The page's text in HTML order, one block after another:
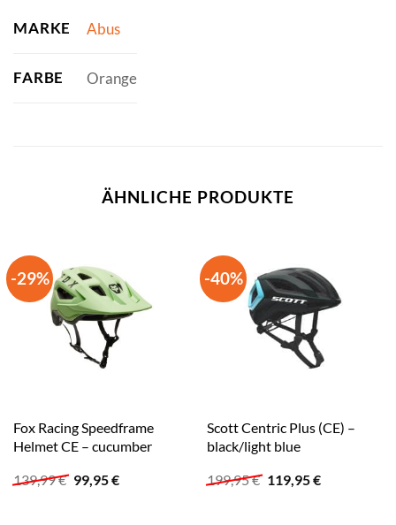
MARKE Abus
FARBE Orange
ÄHNLICHE PRODUKTE
-29%
Fox Racing Speedframe
Helmet CE – cucumber
139,99€ Ursprünglicher
Preis
99,95€Aktueller
-40%
Scott Centric Plus (CE) –
black/light blue
199,95€ Ursprünglicher
Preis
119,95€Aktueller